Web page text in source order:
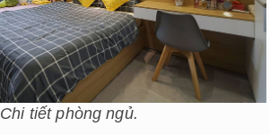
Chi tiết phòng ngủ.